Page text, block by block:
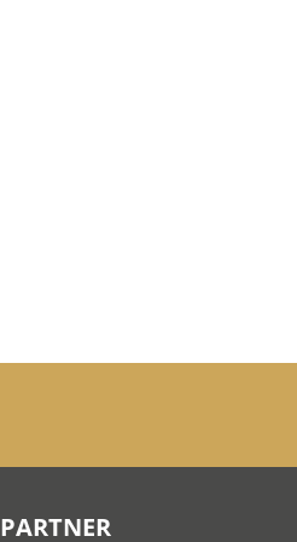
PARTNER